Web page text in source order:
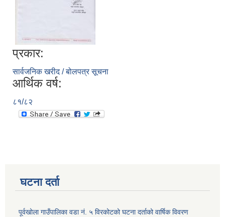
प्रकार:
सार्वजनिक खरीद / बोलपत्र सूचना
आर्थिक वर्ष:
८१/८२
घटना दर्ता
पूर्वखोला गाउँपालिका वडा नं. ५ विरकोटको घटना दर्ताको वार्षिक विवरण